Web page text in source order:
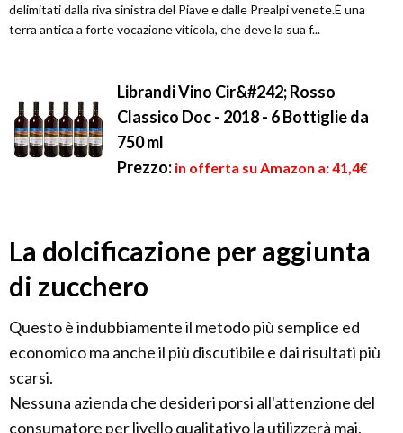
delimitati dalla riva sinistra del Piave e dalle Prealpi venete.È una
terra antica a forte vocazione viticola, che deve la sua f...
Librandi Vino Cir&#242; Rosso
Classico Doc - 2018 - 6 Bottiglie da
750 ml
Prezzo: in offerta su Amazon a: 41,4€
La dolcificazione per aggiunta
di zucchero
Questo è indubbiamente il metodo più semplice ed
economico ma anche il più discutibile e dai risultati più
scarsi.
Nessuna azienda che desideri porsi all'attenzione del
consumatore per livello qualitativo la utilizzerà mai,